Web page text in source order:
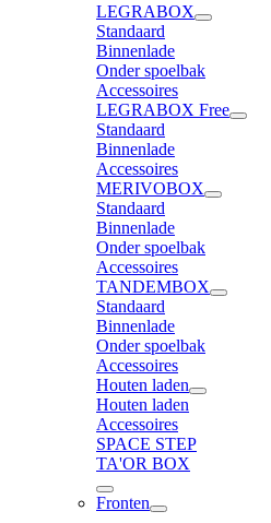
LEGRABOX
Standaard
Binnenlade
Onder spoelbak
Accessoires
LEGRABOX Free
Standaard
Binnenlade
Accessoires
MERIVOBOX
Standaard
Binnenlade
Onder spoelbak
Accessoires
TANDEMBOX
Standaard
Binnenlade
Onder spoelbak
Accessoires
Houten laden
Houten laden
Accessoires
SPACE STEP
TA'OR BOX
Fronten